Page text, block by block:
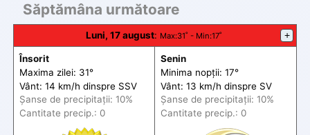
Săptămâna următoare
Luni, 17 august: Max:31˚ - Min:17˚ +
Însorit
Maxima zilei: 31°
Vânt: 14 km/h dinspre SSV
Șanse de precipitații: 10%
Cantitate precip.: 0
Senin
Minima nopții: 17°
Vânt: 13 km/h dinspre SV
Șanse de precipitații: 10%
Cantitate precip.: 0